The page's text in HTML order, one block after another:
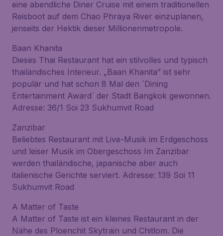
eine abendliche Diner Cruise mit einem traditionellen
Reisboot auf dem Chao Phraya River einzuplanen,
jenseits der Hektik dieser Millionenmetropole.
Baan Khanita
Dieses Thai Restaurant hat ein stilvolles und typisch
thailändisches Interieur. „Baan Khanita” ist sehr
populär und hat schon 8 Mal den ´Dining
Entertainment Award´ der Stadt Bangkok gewonnen.
Adresse: 36/1 Soi 23 Sukhumvit Road
Zanzibar
Beliebtes Restaurant mit Live-Musik im Erdgeschoss
und leiser Musik im Obergeschoss Im Zanzibar
werden thailändische, japanische aber auch
italienische Gerichte serviert. Adresse: 139 Soi 11
Sukhumvit Road
A Matter of Taste
A Matter of Taste ist ein kleines Restaurant in der
Nähe des Ploenchit Skytrain und Chitlom. Die